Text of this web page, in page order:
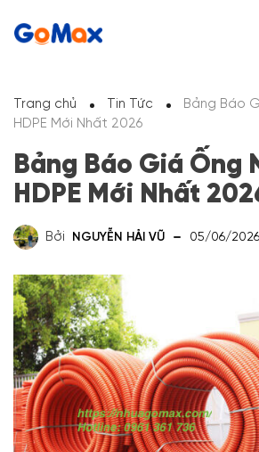
Trang chủ Tin Tức
Bảng Báo
HDPE Mới Nhất 2026
Bảng Báo Giá Ống
HDPE Mới Nhất
Bởi NGUYỄN HẢI VŨ 05/06/2026